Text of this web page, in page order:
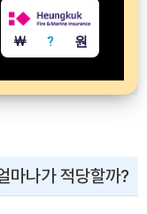
￦? 원
마나가 적당할까?